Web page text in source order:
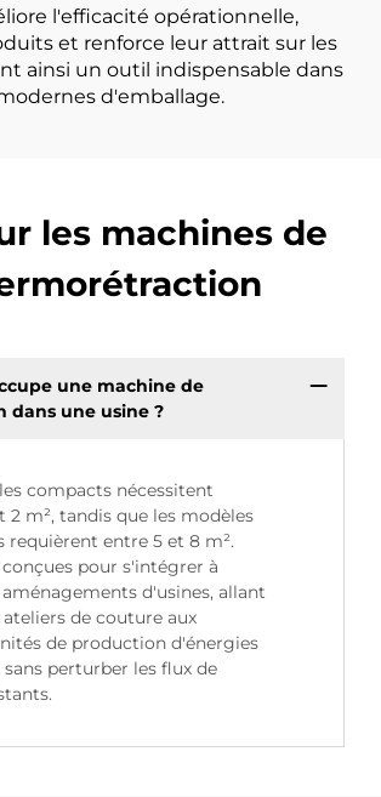
l'efficacité opérationnelle,
et renforce leur attrait sur les
ainsi un outil indispensable dans
d'emballage.
les machines de
une machine de
dans une usine ?
compacts nécessitent
2 m², tandis que les modèles
requièrent entre 5 et 8 m².
pour s'intégrer à
d'usines, allant
de couture aux
de production d'énergies
sans perturber les flux de